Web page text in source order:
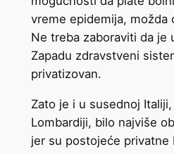
vreme epidemija, možda
Ne treba zaboraviti da je
Zapadu zdravstveni
privatizovan.
Zato je i u susednoj
Lombardiji, bilo najviše
jer su postojeće privatne